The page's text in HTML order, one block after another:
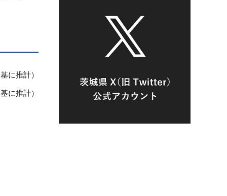
に推計）
に推計）